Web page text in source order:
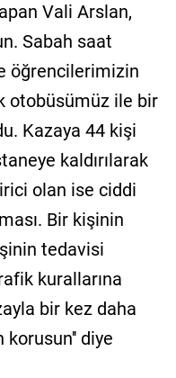
Vali Arslan,
Sabah saat
öğrencilerimizin
otobüsümüz ile bir
Kazaya 44 kişi
kaldırılarak
olan ise ciddi
Bir kişinin
tedavisi
kurallarına
bir kez daha
korusun'' diye